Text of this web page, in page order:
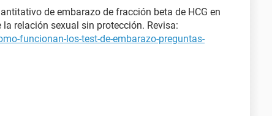
de embarazo de fracción beta de HCG en
relación sexual sin protección. Revisa:
funcionan-los-test-de-embarazo-preguntas-